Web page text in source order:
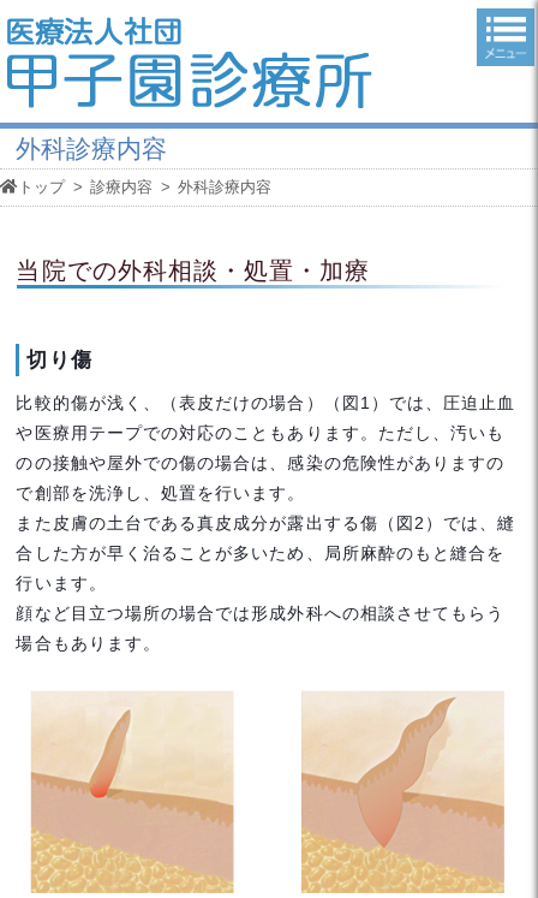
外科診療内容
トップ > 診療内容 > 外科診療内容
当院での外科相談・処置・加療
切り傷
比較的傷が浅く、（表皮だけの場合）（図1）では、圧迫止血
や医療用テープでの対応のこともあります。ただし、汚いも
のの接触や屋外での傷の場合は、感染の危険性がありますの
で創部を洗浄し、処置を行います。
また皮膚の土台である真皮成分が露出する傷（図2）では、縫
合した方が早く治ることが多いため、局所麻酔のもと縫合を
行います。
顔など目立つ場所の場合では形成外科への相談させてもらう
場合もあります。